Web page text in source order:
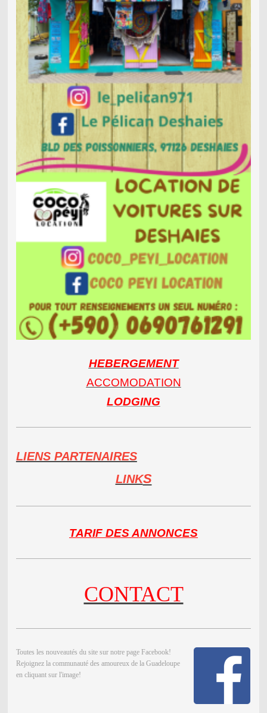
HEBERGEMENT
ACCOMODATION
LODGING
LIENS PARTENAIRES
LINKS
TARIF DES ANNONCES
CONTACT
Toutes les nouveautés du site sur notre page Facebook!
Rejoignez la communauté des amoureux de la Guadeloupe
en cliquant sur l'image!